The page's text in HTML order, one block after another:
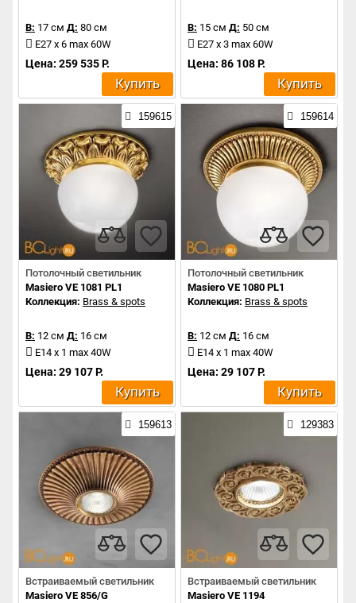
В: 17 см Д: 80 см
E27 x 6 max 60W
Цена: 259 535 Р.
Купить
В: 15 см Д: 50 см
E27 x 3 max 60W
Цена: 86 108 Р.
Купить
159615
Потолочный светильник
Masiero VE 1081 PL1
Коллекция: Brass & spots
В: 12 см Д: 16 см
E14 x 1 max 40W
Цена: 29 107 Р.
Купить
159614
Потолочный светильник
Masiero VE 1080 PL1
Коллекция: Brass & spots
В: 12 см Д: 16 см
E14 x 1 max 40W
Цена: 29 107 Р.
Купить
159613
Встраиваемый светильник
Masiero VE 856/G
129383
Встраиваемый светильник
Masiero VE 1194